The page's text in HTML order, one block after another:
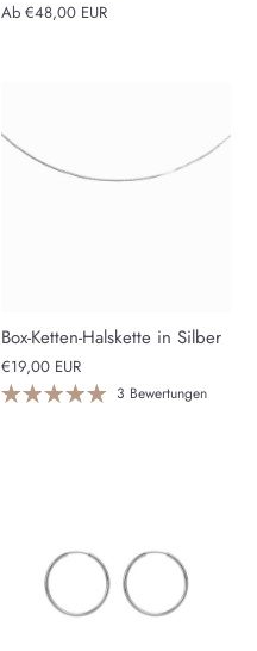
Ab €48,00 EUR
Box-Ketten-Halskette in Silber
€19,00 EUR
3 Bewertungen